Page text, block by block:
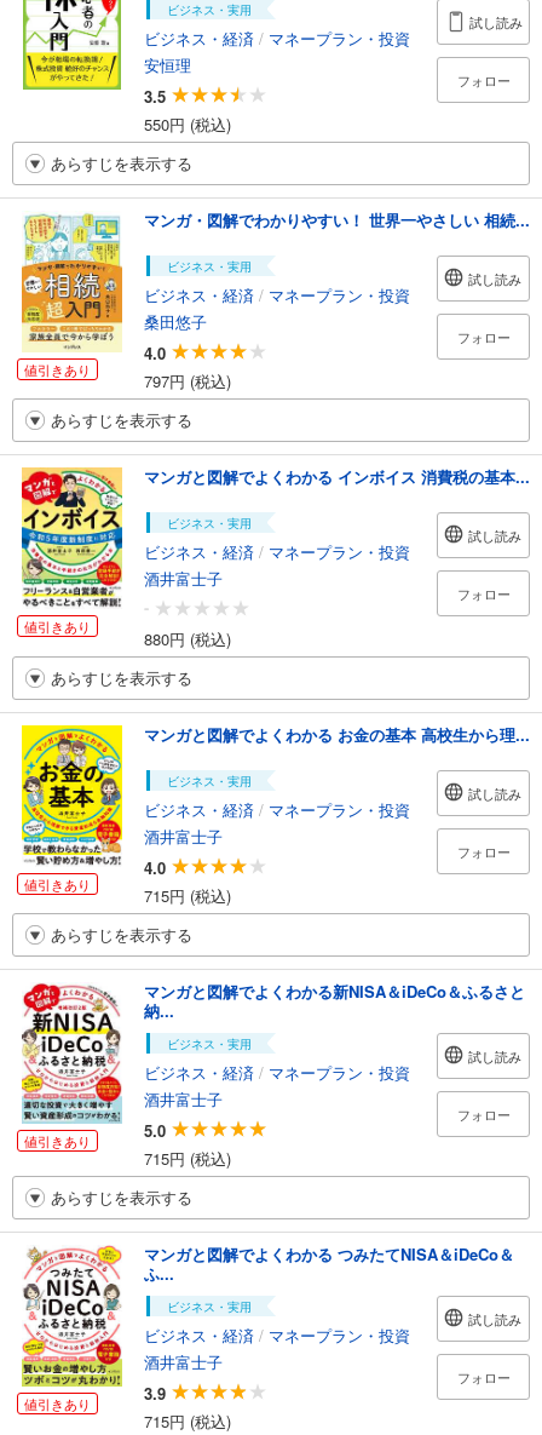
ビジネス・実用
ビジネス・経済 / マネープラン・投資
安恒理
3.5
550円 (税込)
試し読み
フォロー
あらすじを表示する
値引きあり
マンガ・図解でわかりやすい！ 世界一やさしい 相続...
ビジネス・実用
ビジネス・経済 / マネープラン・投資
桑田悠子
4.0
797円 (税込)
試し読み
フォロー
あらすじを表示する
値引きあり
マンガと図解でよくわかる インボイス 消費税の基本...
ビジネス・実用
ビジネス・経済 / マネープラン・投資
酒井富士子
-
880円 (税込)
試し読み
フォロー
あらすじを表示する
値引きあり
マンガと図解でよくわかる お金の基本 高校生から理...
ビジネス・実用
ビジネス・経済 / マネープラン・投資
酒井富士子
4.0
715円 (税込)
試し読み
フォロー
あらすじを表示する
値引きあり
マンガと図解でよくわかる新NISA＆iDeCo＆ふるさと
納...
ビジネス・実用
ビジネス・経済 / マネープラン・投資
酒井富士子
5.0
715円 (税込)
試し読み
フォロー
あらすじを表示する
値引きあり
マンガと図解でよくわかる つみたてNISA＆iDeCo＆
ふ...
ビジネス・実用
ビジネス・経済 / マネープラン・投資
酒井富士子
3.9
715円 (税込)
試し読み
フォロー